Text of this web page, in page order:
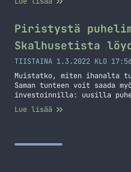
ettei kryptovaluuttoja oteta
ainakin jonkin verran, sillä
kryptovaluutat ovat olleet
voittoja on tehty
kryptoista vihdoin… Jatka
kasvaa
Piristystä
Skalhusetista
TIISTAINA 1.3.2022 KLO
Muistatko, miten ihanalta
Saman tunteen voit saada
investoinnilla: uusilla
tapaa piristää
kuin uusi puhelin! Puhein
taloudellisen satsauksen,
Lue lisää